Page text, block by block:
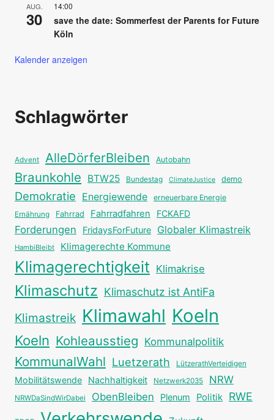
AUG.
30
14:00
save the date: Sommerfest der Parents for Future
Köln
Kalender anzeigen
Schlagwörter
Advent AlleDörferBleiben Autobahn
Braunkohle BTW25 Bundestag ClimateJustice demo
Demokratie Energiewende erneuerbare Energie
Ernährung Fahrrad Fahrradfahren FCKAFD
Forderungen FridaysForFuture Globaler Klimastreik
HambiBleibt Klimagerechte Kommune
Klimagerechtigkeit Klimakrise
Klimaschutz Klimaschutz ist AntiFa
Klimastreik Klimawahl Koeln
Koeln Kohleausstieg Kommunalpolitik
KommunalWahl Luetzerath LützerathVerteidigen
Mobilitätswende Nachhaltigkeit Netzwerk2035 NRW
NRWDaSindWirDabei ObenBleiben Plenum Politik RWE